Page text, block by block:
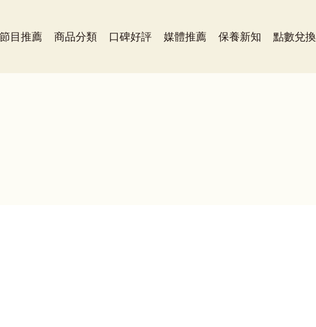
節目推薦 商品分類 口碑好評 媒體推薦 保養新知 點數兌換